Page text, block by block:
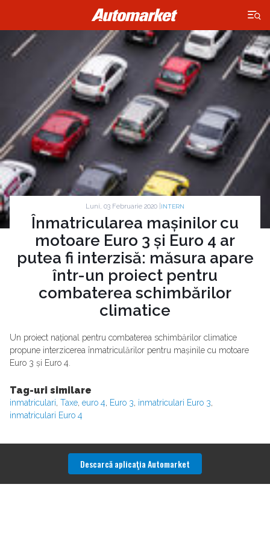
×
Luni, 03 Februarie 2020 | INTERN
Înmatricularea mașinilor cu
motoare Euro 3 și Euro 4 ar
putea fi interzisă: măsura apare
într-un proiect pentru
combaterea schimbărilor
climatice
Un proiect național pentru combaterea schimbărilor climatice
propune interzicerea înmatriculărilor pentru mașinile cu motoare
Euro 3 și Euro 4.
Tag-uri similare
inmatriculari, Taxe, euro 4, Euro 3, inmatriculari Euro 3,
inmatriculari Euro 4
Descarcă aplicaţia Automarket